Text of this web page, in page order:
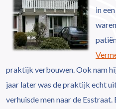
in
praktijk verbouwen. Ook nam
jaar later was de praktijk echt
verhuisde men naar de